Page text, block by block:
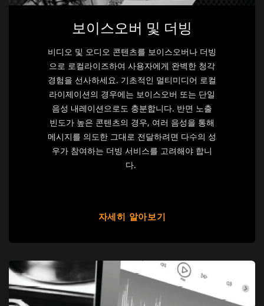
보이스오버 및 더빙
비디오 및 오디오 콘텐츠를 보이스오버나 더빙
으로 로컬라이즈하여 사용자에게 완벽한 청각
경험을 선사하세요. 기초적인 멀티미디어 로컬
라이제이션의 경우에는 보이스오버 또는 단일
음성 내레이션으로도 충분합니다. 반면 노출
빈도가 높은 콘텐츠의 경우, 여러 음성을 통해
메시지를 의도한 그대로 전달하려면 다수의 성
우가 참여하는 더빙 서비스를 고려해야 합니
다.
자세히 알아보기